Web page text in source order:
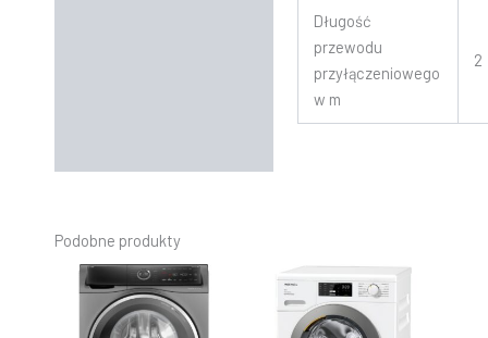
Długość
przewodu
przyłączeniowego
w m
2
Podobne produkty